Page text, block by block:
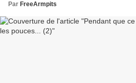
Par FreeArmpits